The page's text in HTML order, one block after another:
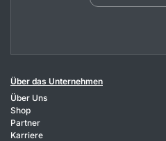
Über das Unternehmen
Über Uns
Shop
Partner
Karriere